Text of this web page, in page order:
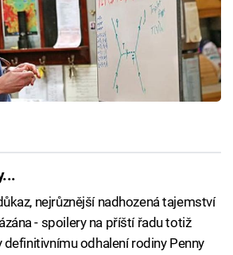
nejrůznější nadhozená tajemství
- spoilery na příští řadu totiž
definitivnímu odhalení rodiny Penny